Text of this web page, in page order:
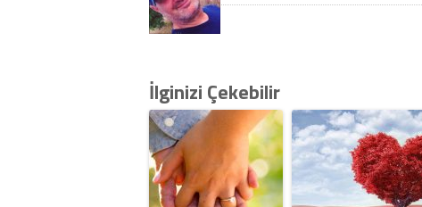
İlginizi Çekebilir